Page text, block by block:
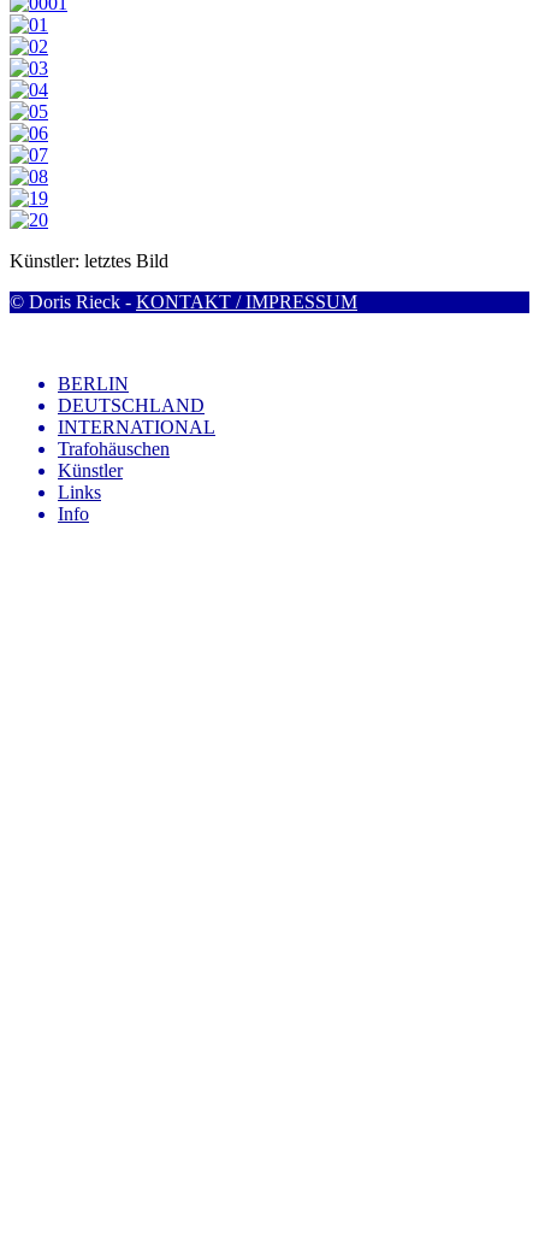
Künstler: letztes Bild
© Doris Rieck - KONTAKT / IMPRESSUM
BERLIN
DEUTSCHLAND
INTERNATIONAL
Trafohäuschen
Künstler
Links
Info